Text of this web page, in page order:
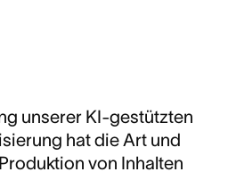
unserer KI-gestützten
hat die Art und
von Inhalten